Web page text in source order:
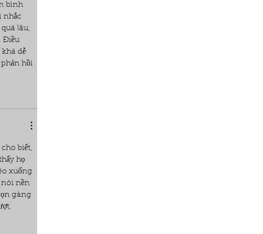
bình
nhắc
lâu,
Điều
dễ
hồi
biết,
họ
xuống
nói nền
gàng